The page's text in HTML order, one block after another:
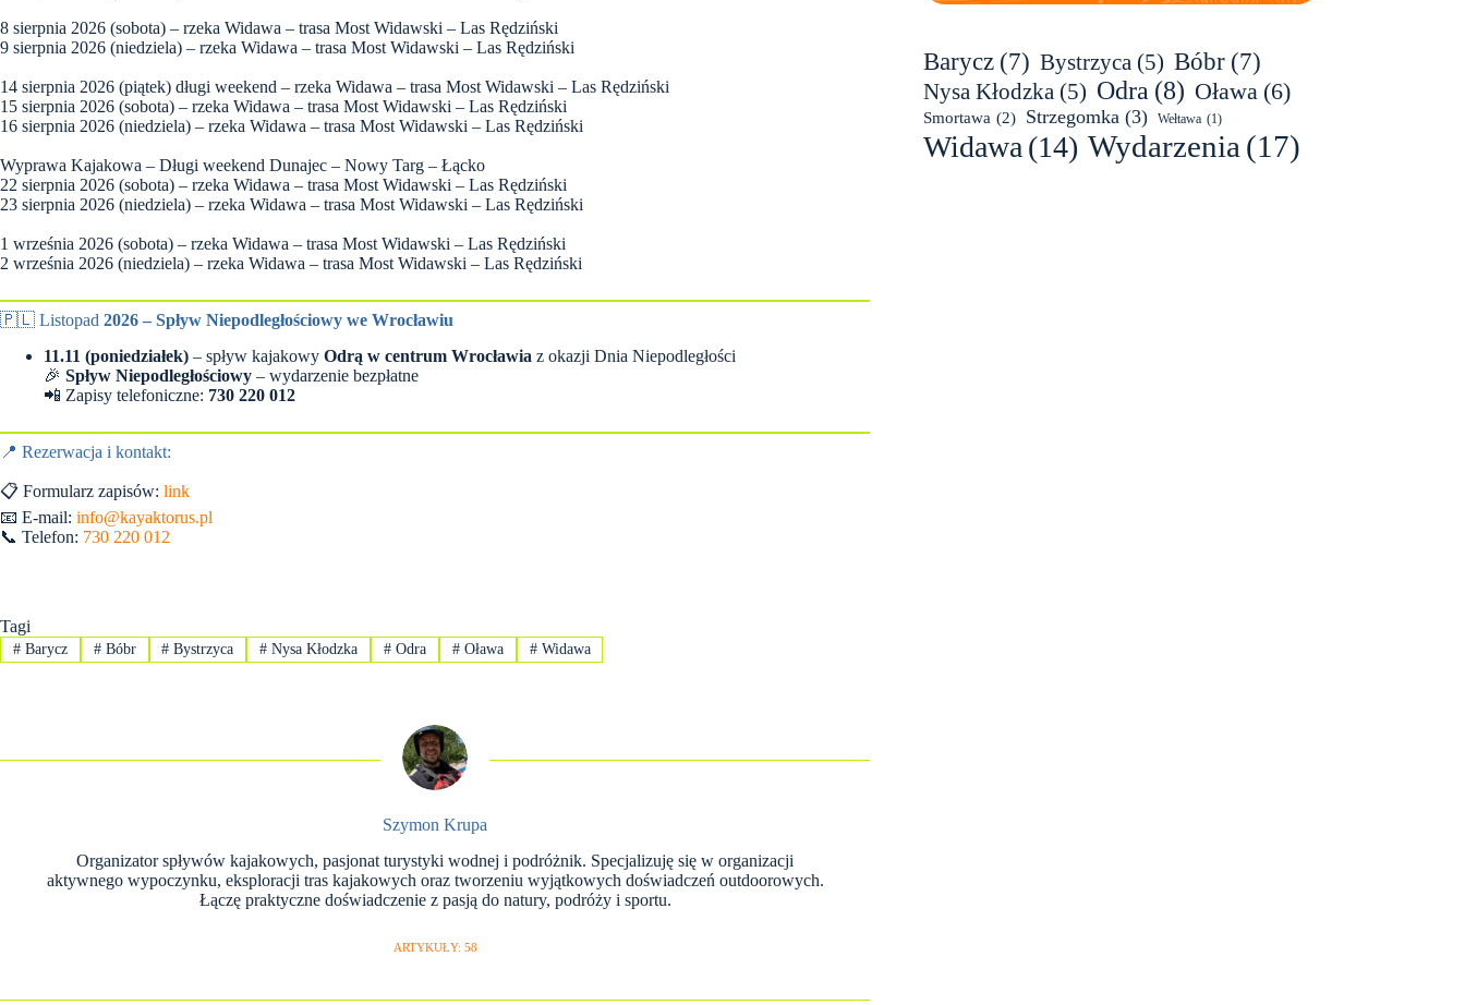
8 sierpnia 2026 (sobota) – rzeka Widawa – trasa Most Widawski – Las Rędziński
9 sierpnia 2026 (niedziela) – rzeka Widawa – trasa Most Widawski – Las Rędziński
14 sierpnia 2026 (piątek) długi weekend – rzeka Widawa – trasa Most Widawski – Las Rędziński
15 sierpnia 2026 (sobota) – rzeka Widawa – trasa Most Widawski – Las Rędziński
16 sierpnia 2026 (niedziela) – rzeka Widawa – trasa Most Widawski – Las Rędziński
Wyprawa Kajakowa – Długi weekend Dunajec – Nowy Targ – Łącko
22 sierpnia 2026 (sobota) – rzeka Widawa – trasa Most Widawski – Las Rędziński
23 sierpnia 2026 (niedziela) – rzeka Widawa – trasa Most Widawski – Las Rędziński
1 września 2026 (sobota) – rzeka Widawa – trasa Most Widawski – Las Rędziński
2 września 2026 (niedziela) – rzeka Widawa – trasa Most Widawski – Las Rędziński
🇵🇱 Listopad 2026 – Spływ Niepodległościowy we Wrocławiu
11.11 (poniedziałek) – spływ kajakowy Odrą w centrum Wrocławia z okazji Dnia Niepodległości
🎉 Spływ Niepodległościowy – wydarzenie bezpłatne
📲 Zapisy telefoniczne: 730 220 012
📍 Rezerwacja i kontakt:
📋 Formularz zapisów: link
📧 E-mail: info@kayaktorus.pl
📞 Telefon: 730 220 012
Tagi
#Barycz #Bóbr # Bystrzyca # Nysa Kłodzka # Odra #Oława #Widawa
Szymon Krupa
Organizator spływów kajakowych, pasjonat turystyki wodnej i podróżnik. Specjalizuję się w organizacji
aktywnego wypoczynku, eksploracji tras kajakowych oraz tworzeniu wyjątkowych doświadczeń outdoorowych.
Łączę praktyczne doświadczenie z pasją do natury, podróży i sportu.
ARTYKUŁY: 58
Barycz (7) Bystrzyca (5) Bóbr (7)
Nysa Kłodzka (5) Odra (8) Oława (6)
Smortawa (2) Strzegomka (3) Wełtawa (1)
Widawa (14) Wydarzenia (17)